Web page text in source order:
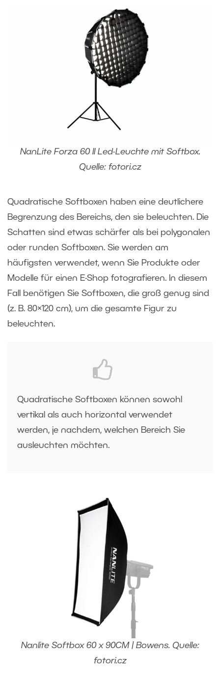
NanLite Forza 60 II Led-Leuchte mit Softbox.
Quelle: fotori.cz
Quadratische Softboxen haben eine deutlichere
Begrenzung des Bereichs, den sie beleuchten. Die
Schatten sind etwas schärfer als bei polygonalen
oder runden Softboxen. Sie werden am
häufigsten verwendet, wenn Sie Produkte oder
Modelle für einen E-Shop fotografieren. In diesem
Fall benötigen Sie Softboxen, die groß genug sind
(z. B. 80×120 cm), um die gesamte Figur zu
beleuchten.
Quadratische Softboxen können sowohl
vertikal als auch horizontal verwendet
werden, je nachdem, welchen Bereich Sie
ausleuchten möchten.
Nanlite Softbox 60 x 90CM | Bowens. Quelle:
fotori.cz